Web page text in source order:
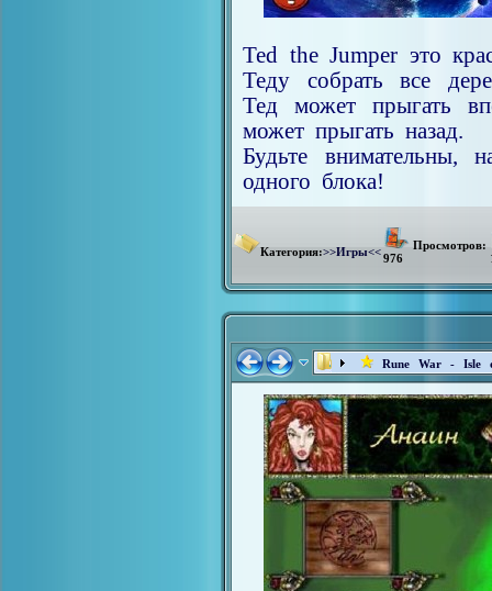
Ted the Jumper это
Теду собрать все
Тед может прыгать
может прыгать назад.
Будьте внимательны,
одного блока!
Категория:>>Игры<<
Просмотров:
976
Rune War - Isle